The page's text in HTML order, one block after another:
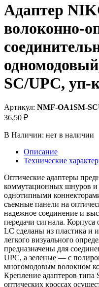
Адаптер
волоконно-
SC/UPC, уп-
Артикул: NMF-OA1SM-
36,50 ₽
В Наличии: нет в наличии
Описание
Технические
Оптические адаптеры
коммутационных шнуров и
однотипными
съемные панели на
надежное соединение и
передачи сигнала. Корпуса
LC сделаны из пластика и
легкого визуального
предназначены для
UPC, а зеленые — с
многомодовым волокном
Крепление адаптеров
оптических кроссах